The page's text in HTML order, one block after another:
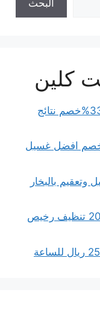
البحث
كلين
شركة تنظيف شقق بالرياض مجربة 33%خصم نتائج
احواش بالرياض 19%خصم افضل غسيل
بالبخار
ارخص شركة تنظيف في الرياض 2026 تنظيف رخيص